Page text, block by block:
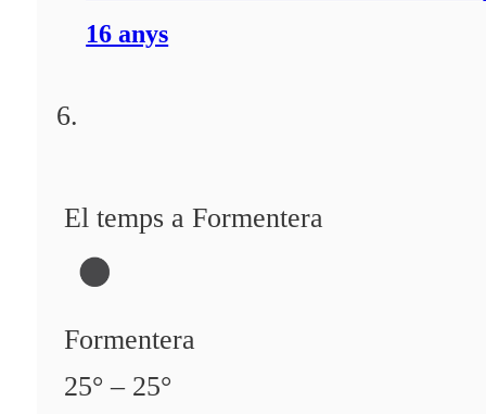
16 anys
El temps a Formentera
Formentera
25° – 25°